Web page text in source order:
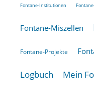
Fontane-Institutionen
Fontane-Miszellen
Fontane-Projekte
Logbuch Mein